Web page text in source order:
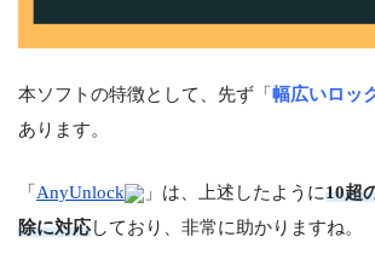
本ソフトの特徴として、先ず「幅広いロッ
あります。
「AnyUnlock 」は、上述したように10超
除に対応しており、非常に助かりますね。